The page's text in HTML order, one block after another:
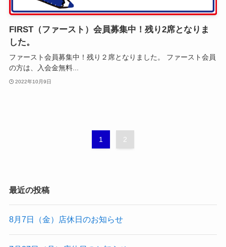
FIRST（ファースト）会員募集中！残り2席となりま
した。
ファースト会員募集中！残り２席となりました。 ファースト会員
の方は、入会金無料...
2022年10月9日
1 2
最近の投稿
8月7日（金）店休日のお知らせ